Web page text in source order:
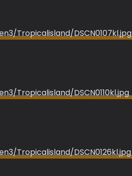
Tropicalisland/DSCN0107kl.jpg
Tropicalisland/DSCN0110kl.jpg
Tropicalisland/DSCN0126kl.jpg